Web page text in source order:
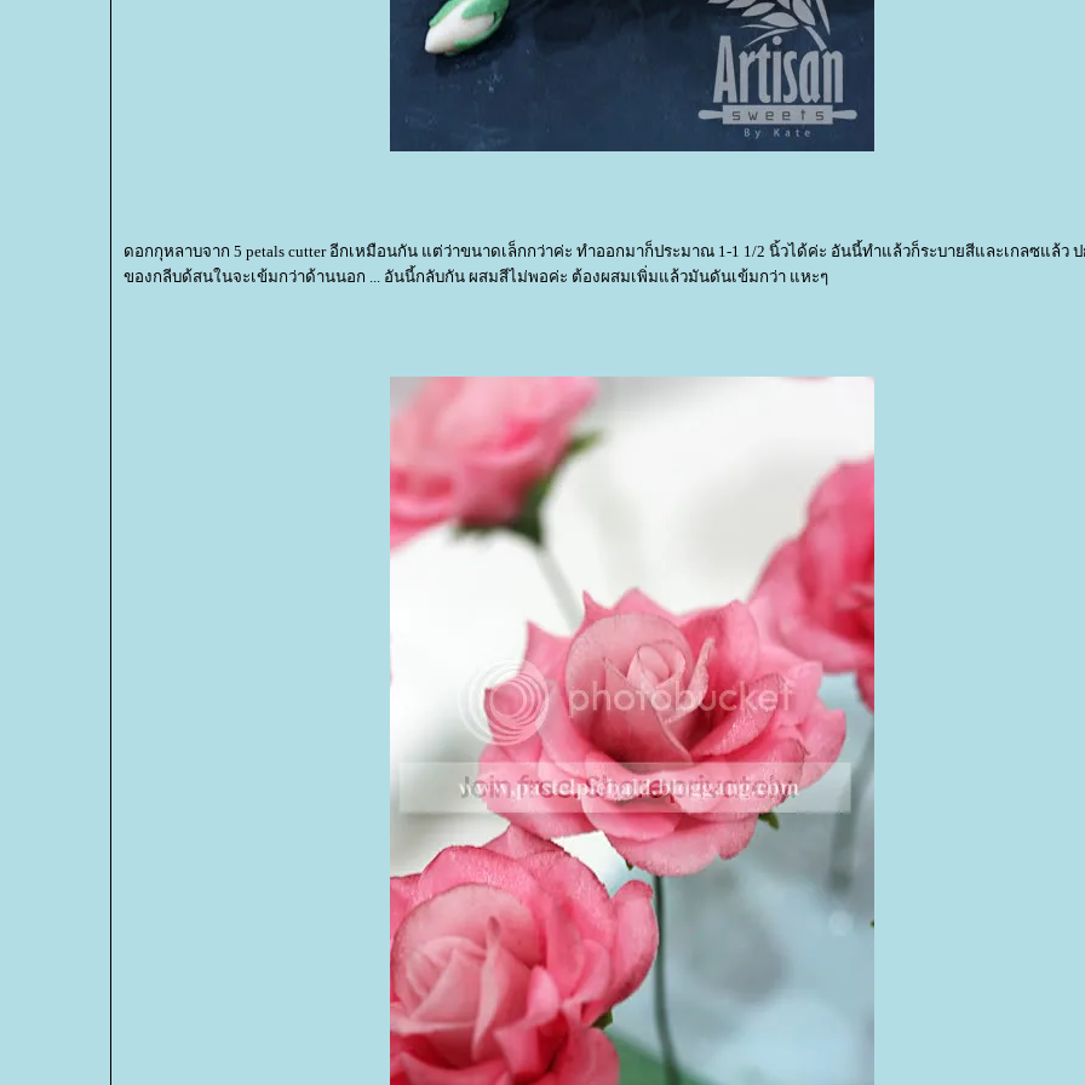
ดอกกุหลาบจาก 5 petals cutter อีกเหมือนกัน แต่ว่าขนาดเล็กกว่าค่ะ ทำออกมาก็ประมาณ 1-1 1/2 นิ้วได้ค่ะ อันนี้ทำแล้วก็ระบายสีและเกลซแล้ว
ของกลีบด้สนในจะเข้มกว่าด้านนอก ... อันนี้กลับกัน ผสมสีไม่พอค่ะ ต้องผสมเพิ่มแล้วมันดันเข้มกว่า แหะๆ